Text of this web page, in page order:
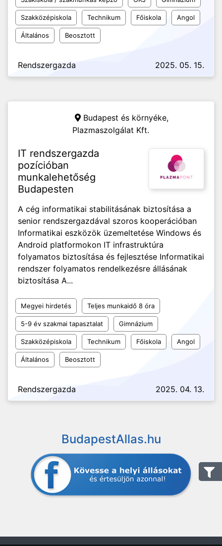
Szakközépiskola Technikum Főiskola Angol
Általános Beosztott
Rendszergazda 2025. 05. 15.
Budapest és környéke,
Plazmaszolgálat Kft.
IT rendszergazda
pozícióban
munkalehetőség
Budapesten
A cég informatikai stabilitásának biztosítása a
senior rendszergazdával szoros kooperációban
Informatikai eszközök üzemeltetése Windows és
Android platformokon IT infrastruktúra
folyamatos biztosítása és fejlesztése Informatikai
rendszer folyamatos rendelkezésre állásának
biztosítása A...
Megyei hirdetés Teljes munkaidő 8 óra
5-9 év szakmai tapasztalat Gimnázium
Szakközépiskola Technikum Főiskola Angol
Általános Beosztott
Rendszergazda 2025. 04. 13.
BudapestAllas.hu